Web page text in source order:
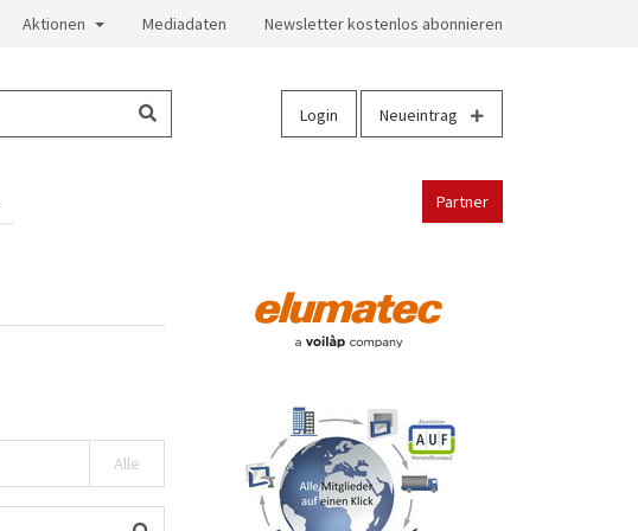
Aktionen Mediadaten Newsletter kostenlos abonnieren
Login Neueintrag
Partner
Alle